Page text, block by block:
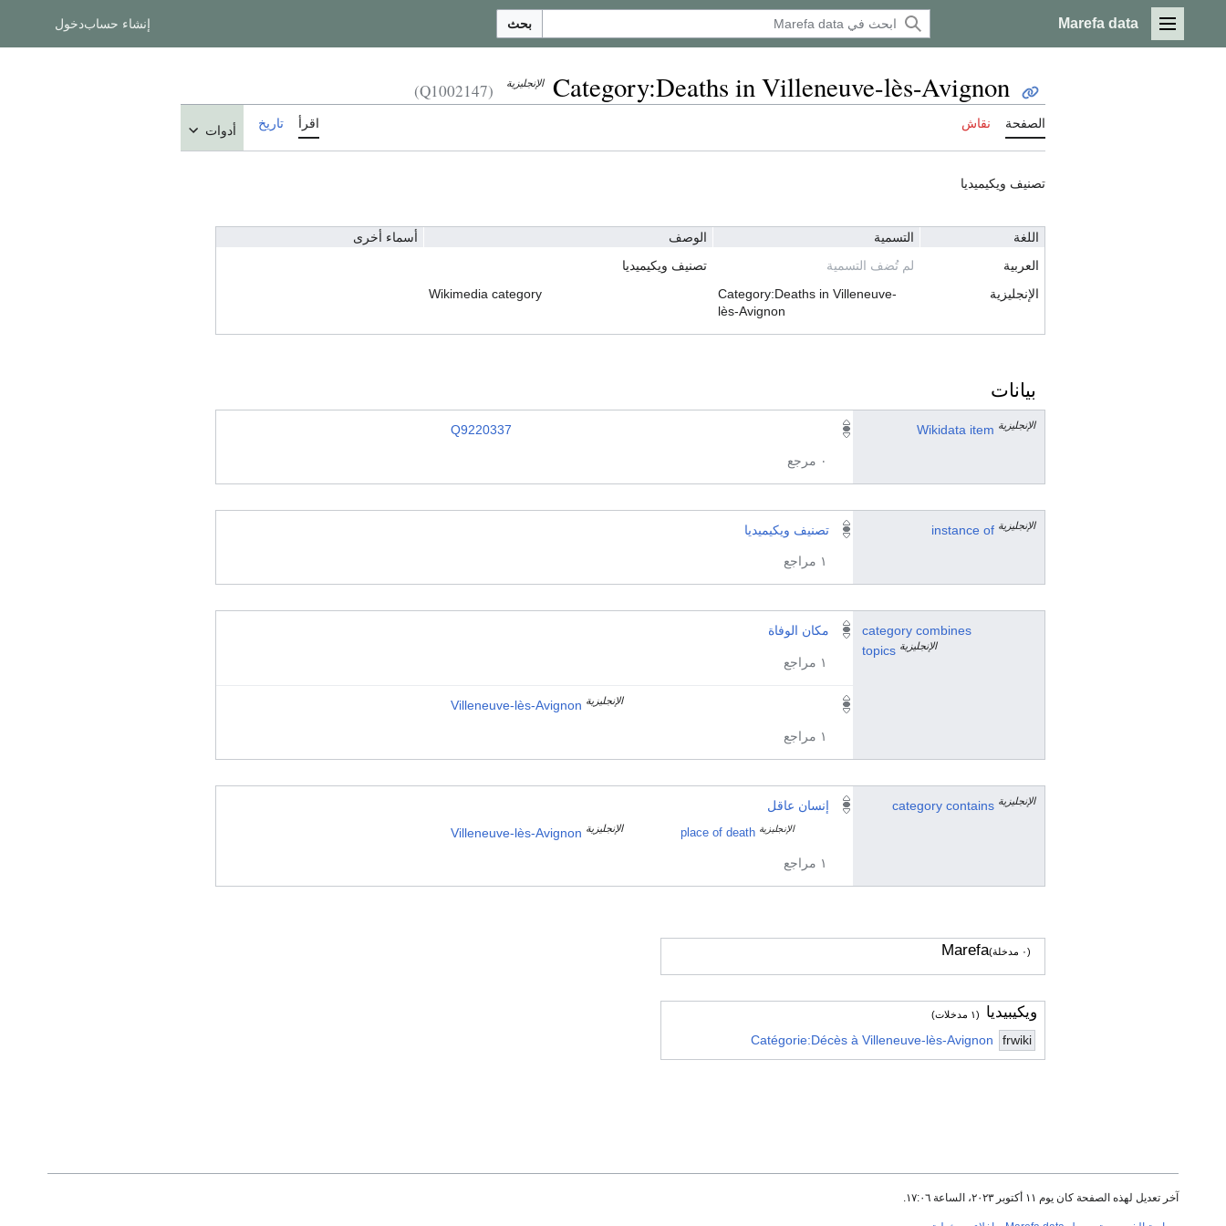
القائمة الرئيسية
Marefa data بحث إنشاء حسابدخول
Category:Deaths in Villeneuve-lès-Avignon الإنجليزية (Q1002147)
الصفحة نقاش اقرأ تاريخ أدوات
تصنيف ويكيميديا
اللغة التسمية الوصف
أسماء أخرى
العربية
لم تُضف التسمية
تصنيف ويكيميديا
الإنجليزية
Category:Deaths in Villeneuve-
lès-Avignon
Wikimedia category
بيانات
Wikidata item الإنجليزية Q9220337
٠ مرجع
instance of الإنجليزية تصنيف ويكيميديا
١ مراجع
category combines
topics الإنجليزية
مكان الوفاة
١ مراجع
Villeneuve-lès-Avignon الإنجليزية
١ مراجع
category contains الإنجليزية إنسان عاقل
place of death الإنجليزية Villeneuve-lès-Avignon الإنجليزية
١ مراجع
Marefa (٠ مدخلة)
ويكيبيديا (١ مدخلات)
frwiki
Catégorie:Décès à Villeneuve-lès-Avignon
آخر تعديل لهذه الصفحة كان يوم ١١ أكتوبر ٢٠٢٣، الساعة ١٧:٠٦.